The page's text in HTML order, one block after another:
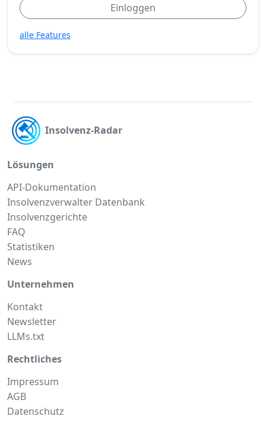
Einloggen
alle Features
Insolvenz-Radar
Lösungen
API-Dokumentation
Insolvenzverwalter Datenbank
Insolvenzgerichte
FAQ
Statistiken
News
Unternehmen
Kontakt
Newsletter
LLMs.txt
Rechtliches
Impressum
AGB
Datenschutz